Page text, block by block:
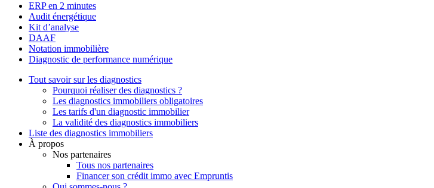
ERP en 2 minutes
Audit énergétique
Kit d’analyse
DAAF
Notation immobilière
Diagnostic de performance numérique
Tout savoir sur les diagnostics
Pourquoi réaliser des diagnostics ?
Les diagnostics immobiliers obligatoires
Les tarifs d'un diagnostic immobilier
La validité des diagnostics immobiliers
Liste des diagnostics immobiliers
À propos
Nos partenaires
Tous nos partenaires
Financer son crédit immo avec Empruntis